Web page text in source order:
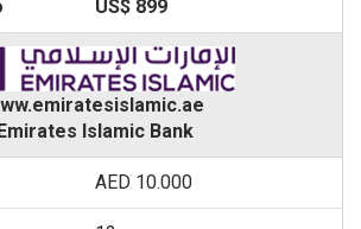
US$ 899
Islamic Bank
AED 10.000